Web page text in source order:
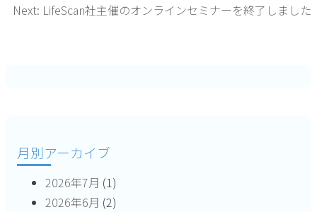
投
ー
Next: LifeScan社主催のオンラインセミナーを終了しました
月別アーカイブ
2026年7月 (1)
2026年6月 (2)